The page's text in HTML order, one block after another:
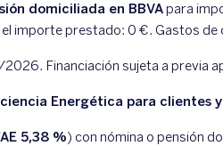
domiciliada en BBVApara
importe prestado: 0 €. Gastos de
Financiación sujeta a previa
Energética para clientes
5,38 %) con nómina o pensión